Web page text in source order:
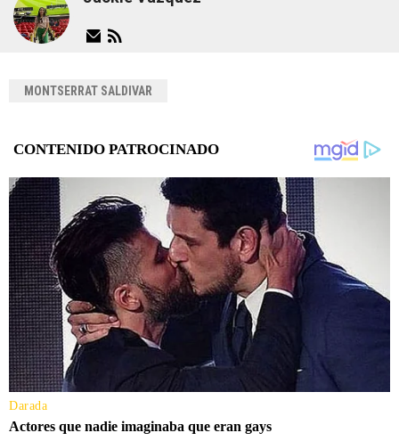
MONTSERRAT SALDIVAR